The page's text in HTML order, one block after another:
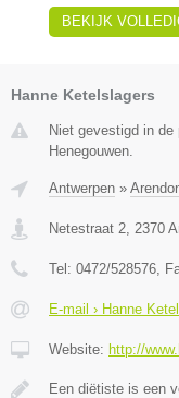
BEKIJK
Hanne Ketelslagers
Niet gevestigd in
Henegouwen.
Antwerpen »
Netestraat 2, 2370
Tel: 0472/528576,
E-mail › Hanne
Website: http://
Een diëtiste is een